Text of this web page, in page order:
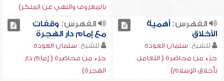
بالمعروف والنهي عن المنكر)
الفهرس:أهمية
الأخلاق
للشيخ: سلمان العودة
جزء من محاضرة ( التعامل
بأخلاق الإسلام)
الفهرس: وقفات
مع إمام دار الهجرة
للشيخ: سلمان العودة
جزء من محاضرة ( إمام دار
الهجرة)